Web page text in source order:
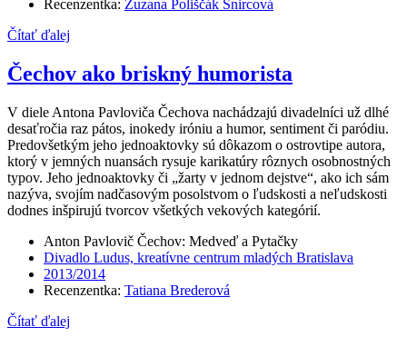
Recenzentka: Zuzana Poliščák Šnircová
Čítať ďalej
Čechov ako briskný humorista
V diele Antona Pavloviča Čechova nachádzajú divadelníci už dlhé
desaťročia raz pátos, inokedy iróniu a humor, sentiment či paródiu.
Predovšetkým jeho jednoaktovky sú dôkazom o ostrovtipe autora,
ktorý v jemných nuansách rysuje karikatúry rôznych osobnostných
typov. Jeho jednoaktovky či „žarty v jednom dejstve“, ako ich sám
nazýva, svojím nadčasovým posolstvom o ľudskosti a neľudskosti
dodnes inšpirujú tvorcov všetkých vekových kategórií.
Anton Pavlovič Čechov: Medveď a Pytačky
Divadlo Ludus, kreatívne centrum mladých Bratislava
2013/2014
Recenzentka: Tatiana Brederová
Čítať ďalej